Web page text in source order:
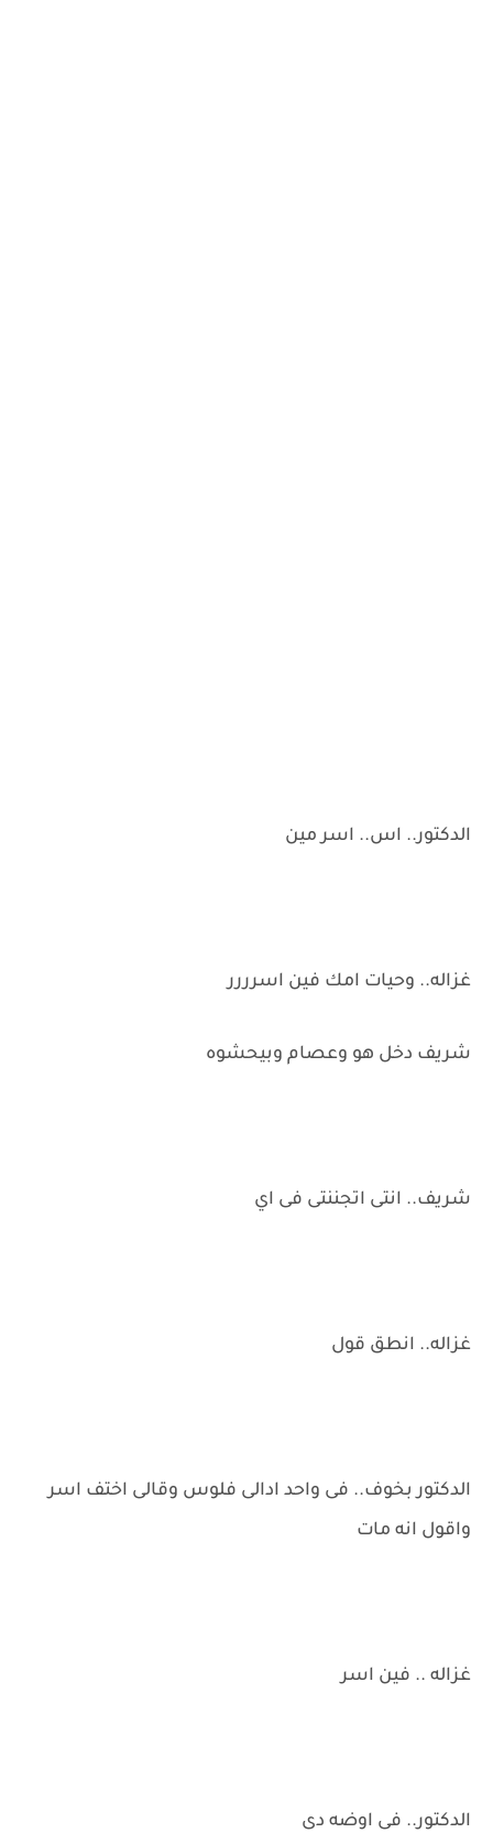
الدكتور.. اس.. اسر مين
غزاله.. وحيات امك فين اسرررر
شريف دخل هو وعصام وبيحشوه
شريف.. انتى اتجننتى فى اي
غزاله.. انطق قول
الدكتور بخوف.. فى واحد ادالى فلوس وقالى اختف اسر
واقول انه مات
غزاله .. فين اسر
الدكتور.. فى اوضه دى